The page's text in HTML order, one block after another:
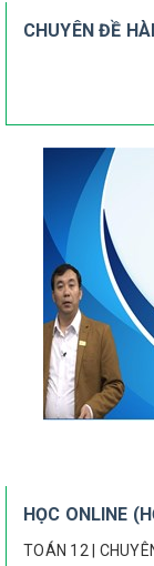
CHUYÊN ĐỀ
HỌC ONLINE
TOÁN 12 |